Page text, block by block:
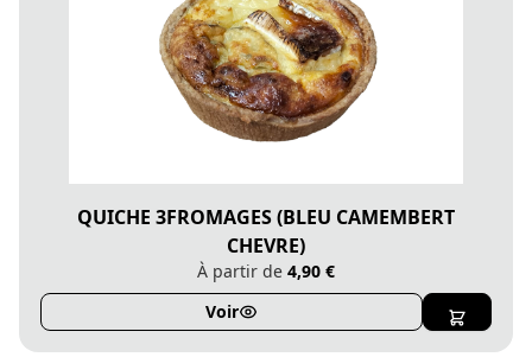
QUICHE 3FROMAGES (BLEU CAMEMBERT
CHEVRE)
À partir de 4,90 €
Voir